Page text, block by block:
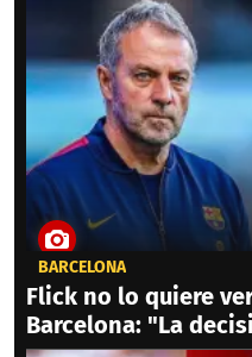
BARCELONA
Flick no lo quiere
Barcelona: "La